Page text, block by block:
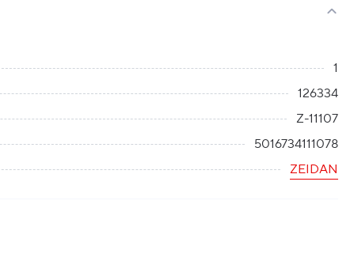
1
126334
Z-11107
5016734111078
ZEIDAN